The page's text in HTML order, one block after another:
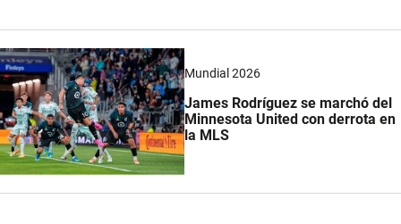
Mundial 2026
James Rodríguez se marchó del
Minnesota United con derrota en
la MLS